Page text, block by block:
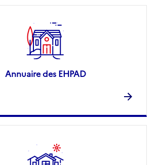
Annuaire des EHPAD